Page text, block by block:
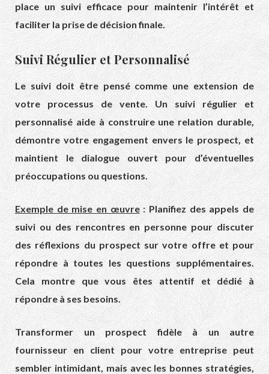
place un suivi efficace pour maintenir l’intérêt et
faciliter la prise de décision finale.
Suivi Régulier et Personnalisé
Le suivi doit être pensé comme une extension de
votre processus de vente. Un suivi régulier et
personnalisé aide à construire une relation durable,
démontre votre engagement envers le prospect, et
maintient le dialogue ouvert pour d’éventuelles
préoccupations ou questions.
Exemple de mise en œuvre: Planifiez des appels de
suivi ou des rencontres en personne pour discuter
des réflexions du prospect sur votre offre et pour
répondre à toutes les questions supplémentaires.
Cela montre que vous êtes attentif et dédié à
répondre à ses besoins.
Transformer un prospect fidèle à un autre
fournisseur en client pour votre entreprise peut
sembler intimidant, mais avec les bonnes stratégies,